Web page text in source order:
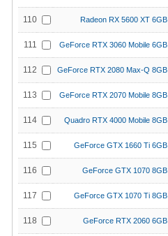
110 Radeon RX 5600 XT 6GB
111 GeForce RTX 3060 Mobile 6GB
112 GeForce RTX 2080 Max-Q 8GB
113 GeForce RTX 2070 Mobile 8GB
114 Quadro RTX 4000 Mobile 8GB
115 GeForce GTX 1660 Ti 6GB
116 GeForce GTX 1070 8GB
117 GeForce GTX 1070 Ti 8GB
118 GeForce RTX 2060 6GB